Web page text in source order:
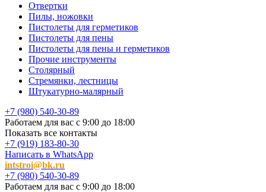
Отвертки
Пилы, ножовки
Пистолеты для герметиков
Пистолеты для пены
Пистолеты для пены и герметиков
Прочие инструменты
Столярный
Стремянки, лестницы
Штукатурно-малярный
+7 (980) 540-30-89
Работаем для вас с 9:00 до 18:00
Показать все контакты
+7 (919) 183-80-30
Написать в WhatsApp
intstroi@bk.ru
+7 (980) 540-30-89
Работаем для вас с 9:00 до 18:00